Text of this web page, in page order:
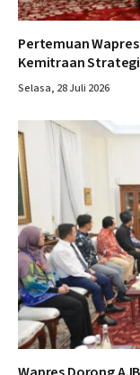
Pertemuan
Kemitraan
Selasa, 28 Juli 2026